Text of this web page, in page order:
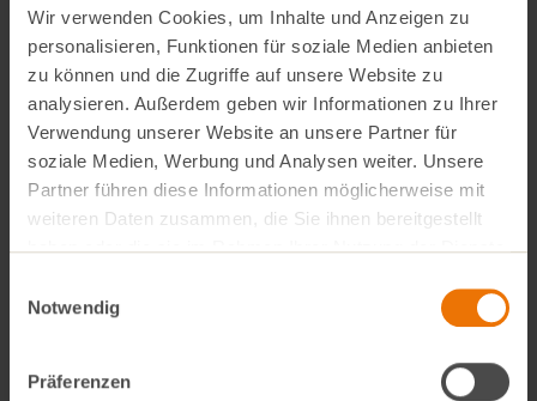
Wir verwenden Cookies, um Inhalte und Anzeigen zu
personalisieren, Funktionen für soziale Medien anbieten
zu können und die Zugriffe auf unsere Website zu
analysieren. Außerdem geben wir Informationen zu Ihrer
Verwendung unserer Website an unsere Partner für
soziale Medien, Werbung und Analysen weiter. Unsere
Partner führen diese Informationen möglicherweise mit
weiteren Daten zusammen, die Sie ihnen bereitgestellt
haben oder die sie im Rahmen Ihrer Nutzung der Dienste
Notwendig
Präferenzen
italienische Kräuter, Salz und Pfeffer in
einen Mixer geben.
Ein mit Backpapier belegtes Backblech
mit Öl bestreichen und die Frischkäse-Ei-
Mischung in Form eines Rechtecks
darauf verteilen.
Im Backofen bei 180 Grad Umluft für 30-
40 Minuten backen, bis die Ränder leicht
Aus dem Backofen nehmen, abkühlen
und umdrehen.